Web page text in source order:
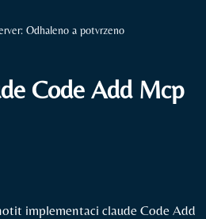
Odhaleno a potvrzeno
Code Add Mcp
implementaci claude Code Add